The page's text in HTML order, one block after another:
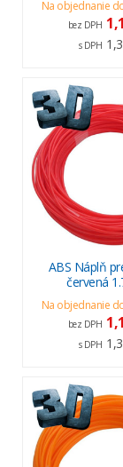
Na objednanie
bez DPH
s DPH
ABS Náplň
červená
Na objednanie
bez DPH
s DPH